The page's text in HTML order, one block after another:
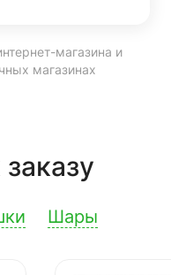
магазина и
магазинах
Шары